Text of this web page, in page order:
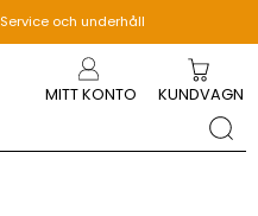
Service och underhåll
MITT KONTO KUNDVAGN